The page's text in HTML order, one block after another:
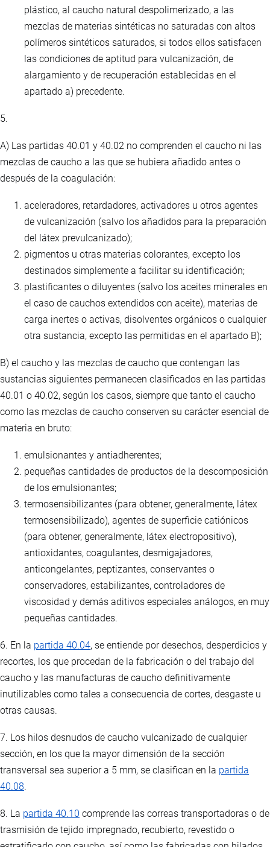
plástico, al caucho natural despolimerizado, a las
mezclas de materias sintéticas no saturadas con altos
polímeros sintéticos saturados, si todos ellos satisfacen
las condiciones de aptitud para vulcanización, de
alargamiento y de recuperación establecidas en el
apartado a) precedente.
5.
A) Las partidas 40.01 y 40.02 no comprenden el caucho ni las
mezclas de caucho a las que se hubiera añadido antes o
después de la coagulación:
aceleradores, retardadores, activadores u otros agentes
de vulcanización (salvo los añadidos para la preparación
del látex prevulcanizado);
pigmentos u otras materias colorantes, excepto los
destinados simplemente a facilitar su identificación;
plastificantes o diluyentes (salvo los aceites minerales en
el caso de cauchos extendidos con aceite), materias de
carga inertes o activas, disolventes orgánicos o cualquier
otra sustancia, excepto las permitidas en el apartado B);
B) el caucho y las mezclas de caucho que contengan las
sustancias siguientes permanecen clasificados en las partidas
40.01 o 40.02, según los casos, siempre que tanto el caucho
como las mezclas de caucho conserven su carácter esencial de
materia en bruto:
emulsionantes y antiadherentes;
pequeñas cantidades de productos de la descomposición
de los emulsionantes;
termosensibilizantes (para obtener, generalmente, látex
termosensibilizado), agentes de superficie catiónicos
(para obtener, generalmente, látex electropositivo),
antioxidantes, coagulantes, desmigajadores,
anticongelantes, peptizantes, conservantes o
conservadores, estabilizantes, controladores de
viscosidad y demás aditivos especiales análogos, en muy
pequeñas cantidades.
6. En la partida 40.04, se entiende por desechos, desperdicios y
recortes, los que procedan de la fabricación o del trabajo del
caucho y las manufacturas de caucho definitivamente
inutilizables como tales a consecuencia de cortes, desgaste u
otras causas.
7. Los hilos desnudos de caucho vulcanizado de cualquier
sección, en los que la mayor dimensión de la sección
transversal sea superior a 5 mm, se clasifican en la partida
40.08.
8. La partida 40.10 comprende las correas transportadoras o de
trasmisión de tejido impregnado, recubierto, revestido o